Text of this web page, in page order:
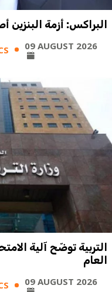
البراكس: أزمة البنزين
09 AUGUST 2026
التربية توضّح آلية
العام
09 AUGUST 2026